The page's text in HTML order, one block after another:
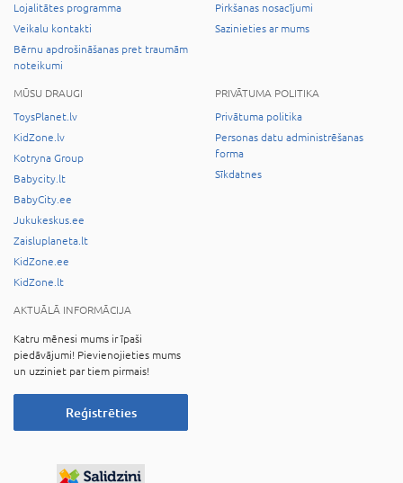
Lojalitātes programma
Veikalu kontakti
Bērnu apdrošināšanas pret traumām
noteikumi
Pirkšanas nosacījumi
Sazinieties ar mums
MŪSU DRAUGI
ToysPlanet.lv
KidZone.lv
Kotryna Group
Babycity.lt
BabyCity.ee
Jukukeskus.ee
Zaisluplaneta.lt
KidZone.ee
KidZone.lt
PRIVĀTUMA POLITIKA
Privātuma politika
Personas datu administrēšanas
forma
Sīkdatnes
AKTUĀLĀ INFORMĀCIJA
Katru mēnesi mums ir īpaši
piedāvājumi! Pievienojieties mums
un uzziniet par tiem pirmais!
Reģistrēties